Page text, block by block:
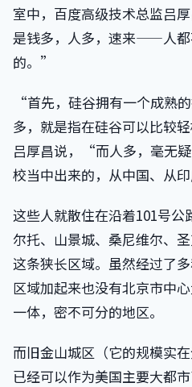
室中，百度高级技术总监吕
是钱多，人多，速来——人都
的。”
“首先，硅谷拥有一个成熟
多，就是指在硅谷可以比较
吕厚昌说，“而人多，毫无
校当中出来的，从中国、从
这些人就散住在沿着101号公
尔托、山景城、桑尼维尔、
这条狭长区域。虽然经过了
区域加起来也没有北京市中
一体，密不可分的地区。
而旧金山城区（它的规模实
已经可以作为美国主要大都